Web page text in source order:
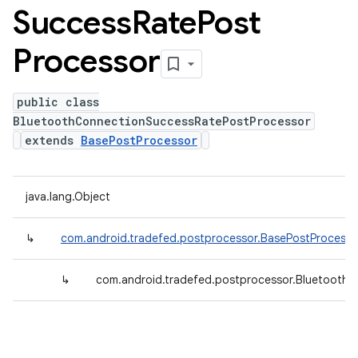
SuccessRatePost
Processor
public class
BluetoothConnectionSuccessRatePostProcessor
extends BasePostProcessor
java.lang.Object
↳
↳